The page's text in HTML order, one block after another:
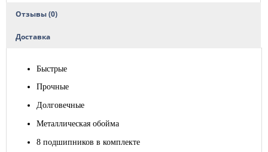
Отзывы (0)
Доставка
Быстрые
Прочные
Долговечные
Металлическая обойма
8 подшипников в комплекте